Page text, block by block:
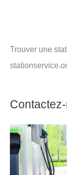
Trouver une